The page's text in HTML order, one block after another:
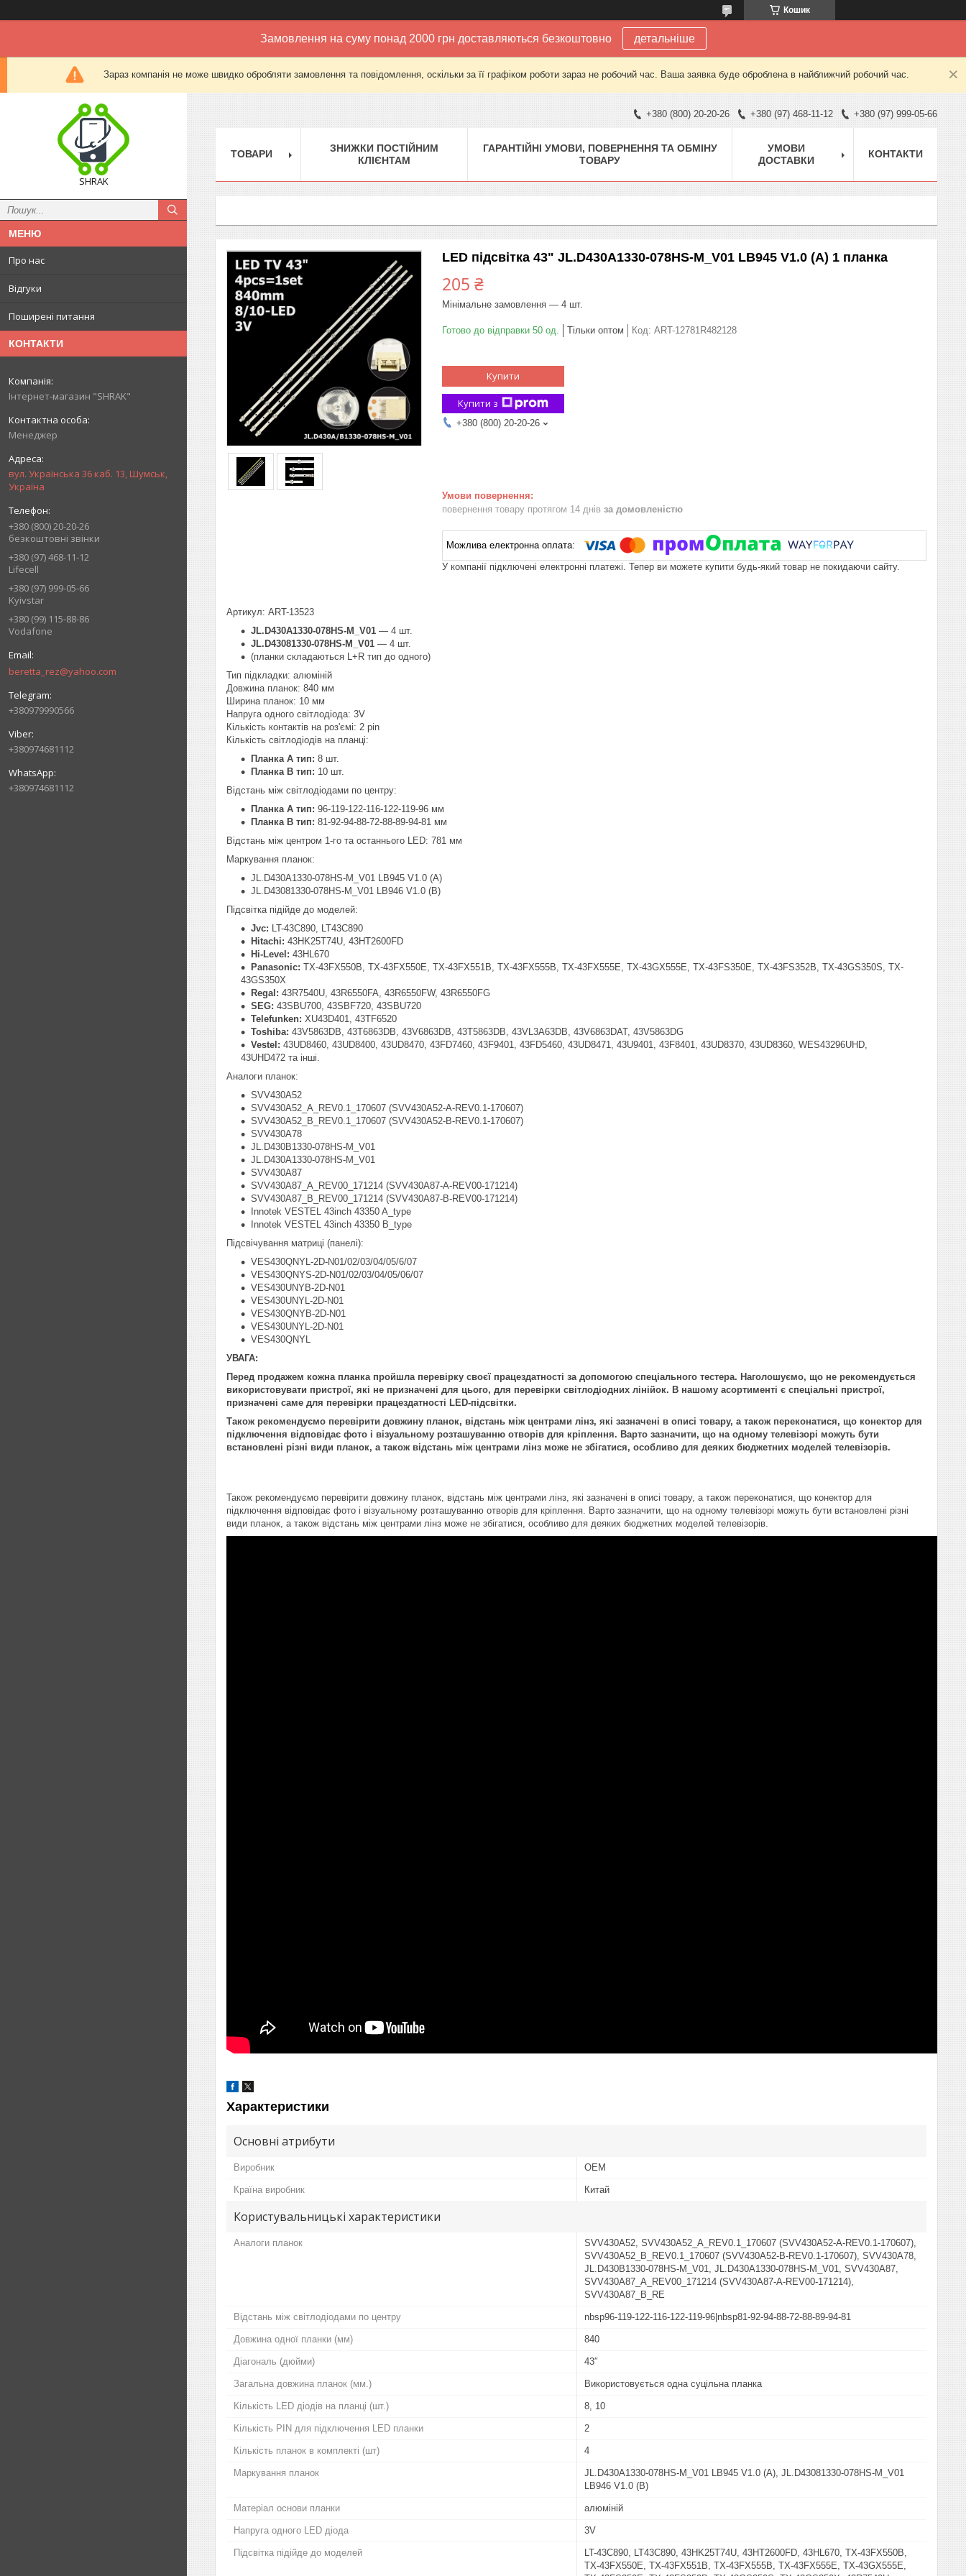
Кошик
Замовлення на суму понад 2000 грн доставляються безкоштовно детальніше
Зараз компанія не може швидко обробляти замовлення та повідомлення, оскільки за її графіком роботи зараз не робочий час. Ваша заявка буде оброблена в найближчий робочий час.
SHRAK
Про нас
Відгуки
Поширені питання
КОНТАКТИ
Інтернет-магазин "SHRAK"
Менеджер
вул. Українська 36 каб. 13, Шумськ,
Україна
+380 (800) 20-20-26
безкоштовні звінки
+380 (97) 468-11-12
Lifecell
+380 (97) 999-05-66
Kyivstar
+380 (99) 115-88-86
Vodafone
beretta_rez@yahoo.com
+380979990566
+380974681112
+380974681112
+380 (800) 20-20-26 +380 (97) 468-11-12 +380 (97) 999-05-66
ТОВАРИ
ЗНИЖКИ ПОСТІЙНИМ
КЛІЄНТАМ
ГАРАНТІЙНІ УМОВИ, ПОВЕРНЕННЯ ТА ОБМІНУ
ТОВАРУ
УМОВИ
ДОСТАВКИ
КОНТАКТИ
LED підсвітка 43" JL.D430A1330-078HS-M_V01 LB945 V1.0 (A) 1 планка
205 ₴
Мінімальне замовлення — 4 шт.
Готово до відправки 50 од. Тільки оптом Код: ART-12781R482128
Купити
Купити з
+380 (800) 20-20-26
повернення товару протягом 14 днів за домовленістю
У компанії підключені електронні платежі. Тепер ви можете купити будь-який товар не покидаючи сайту.
Артикул: ART-13523
JL.D430A1330-078HS-M_V01 — 4 шт.
JL.D43081330-078HS-M_V01 — 4 шт.
(планки складаються L+R тип до одного)
Тип підкладки: алюміній
Довжина планок: 840 мм
Ширина планок: 10 мм
Напруга одного світлодіода: 3V
Кількість контактів на роз'ємі: 2 pin
Кількість світлодіодів на планці:
Планка A тип: 8 шт.
Планка B тип: 10 шт.
Відстань між світлодіодами по центру:
Планка A тип: 96-119-122-116-122-119-96 мм
Планка B тип: 81-92-94-88-72-88-89-94-81 мм
Відстань між центром 1-го та останнього LED: 781 мм
Маркування планок:
JL.D430A1330-078HS-M_V01 LB945 V1.0 (A)
JL.D43081330-078HS-M_V01 LB946 V1.0 (B)
Підсвітка підійде до моделей:
Jvc: LT-43C890, LT43C890
Hitachi: 43HK25T74U, 43HT2600FD
Hi-Level: 43HL670
Panasonic: TX-43FX550B, TX-43FX550E, TX-43FX551B, TX-43FX555B, TX-43FX555E, TX-43GX555E, TX-43FS350E, TX-43FS352B, TX-43GS350S, TX-
43GS350X
Regal: 43R7540U, 43R6550FA, 43R6550FW, 43R6550FG
SEG: 43SBU700, 43SBF720, 43SBU720
Telefunken: XU43D401, 43TF6520
Toshiba: 43V5863DB, 43T6863DB, 43V6863DB, 43T5863DB, 43VL3A63DB, 43V6863DAT, 43V5863DG
Vestel: 43UD8460, 43UD8400, 43UD8470, 43FD7460, 43F9401, 43FD5460, 43UD8471, 43U9401, 43F8401, 43UD8370, 43UD8360, WES43296UHD,
43UHD472 та інші.
Аналоги планок:
SVV430A52
SVV430A52_A_REV0.1_170607 (SVV430A52-A-REV0.1-170607)
SVV430A52_B_REV0.1_170607 (SVV430A52-B-REV0.1-170607)
SVV430A78
JL.D430B1330-078HS-M_V01
JL.D430A1330-078HS-M_V01
SVV430A87
SVV430A87_A_REV00_171214 (SVV430A87-A-REV00-171214)
SVV430A87_B_REV00_171214 (SVV430A87-B-REV00-171214)
Innotek VESTEL 43inch 43350 A_type
Innotek VESTEL 43inch 43350 B_type
Підсвічування матриці (панелі):
VES430QNYL-2D-N01/02/03/04/05/6/07
VES430QNYS-2D-N01/02/03/04/05/06/07
VES430UNYB-2D-N01
VES430UNYL-2D-N01
VES430QNYB-2D-N01
VES430UNYL-2D-N01
VES430QNYL
УВАГА:
Перед продажем кожна планка пройшла перевірку своєї працездатності за допомогою спеціального тестера. Наголошуємо, що не рекомендується
використовувати пристрої, які не призначені для цього, для перевірки світлодіодних лінійок. В нашому асортименті є спеціальні пристрої,
призначені саме для перевірки працездатності LED-підсвітки.
Також рекомендуємо перевірити довжину планок, відстань між центрами лінз, які зазначені в описі товару, а також переконатися, що конектор для
підключення відповідає фото і візуальному розташуванню отворів для кріплення. Варто зазначити, що на одному телевізорі можуть бути
встановлені різні види планок, а також відстань між центрами лінз може не збігатися, особливо для деяких бюджетних моделей телевізорів.
Також рекомендуємо перевірити довжину планок, відстань між центрами лінз, які зазначені в описі товару, а також переконатися, що конектор для
підключення відповідає фото і візуальному розташуванню отворів для кріплення. Варто зазначити, що на одному телевізорі можуть бути встановлені різні
види планок, а також відстань між центрами лінз може не збігатися, особливо для деяких бюджетних моделей телевізорів.
Характеристики
Основні атрибути
Виробник OEM
Країна виробник Китай
Користувальницькі характеристики
Аналоги планок
SVV430A52, SVV430A52_A_REV0.1_170607 (SVV430A52-A-REV0.1-170607),
SVV430A52_B_REV0.1_170607 (SVV430A52-B-REV0.1-170607), SVV430A78,
JL.D430B1330-078HS-M_V01, JL.D430A1330-078HS-M_V01, SVV430A87,
SVV430A87_A_REV00_171214 (SVV430A87-A-REV00-171214),
SVV430A87_B_RE
Відстань між світлодіодами по центру nbsp96-119-122-116-122-119-96|nbsp81-92-94-88-72-88-89-94-81
Довжина одної планки (мм) 840
Діагональ (дюйми) 43″
Загальна довжина планок (мм.) Використовується одна суцільна планка
Кількість LED діодів на планці (шт.) 8, 10
Кількість PIN для підключення LED планки 2
Кількість планок в комплекті (шт) 4
Маркування планок
JL.D430A1330-078HS-M_V01 LB945 V1.0 (A), JL.D43081330-078HS-M_V01
LB946 V1.0 (B)
Матеріал основи планки алюміній
Напруга одного LED діода 3V
Підсвітка підійде до моделей
LT-43C890, LT43C890, 43HK25T74U, 43HT2600FD, 43HL670, TX-43FX550B,
TX-43FX550E, TX-43FX551B, TX-43FX555B, TX-43FX555E, TX-43GX555E,